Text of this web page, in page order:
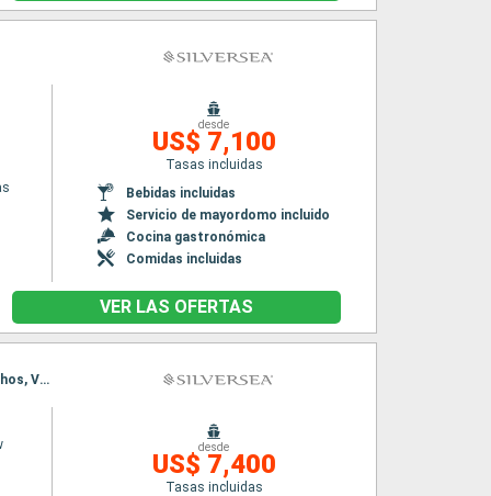
desde
US$ 7,100
Tasas incluidas
Bebidas incluidas
Servicio de mayordomo incluido
Cocina gastronómica
Comidas incluidas
VER LAS OFERTAS
Itinerario : El Pireo Atenas, Naxos, Agios Nikolaus (Crete), Santoríni, Rodas, Cesme, Skianthos, Volos, Syros
desde
US$ 7,400
Tasas incluidas